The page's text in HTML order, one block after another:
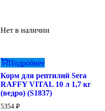
Нет в наличии
Подробнее
Корм для рептилий Sera
RAFFY VITAL 10 л 1,7 кг
(ведро) (S1837)
5354 ₽